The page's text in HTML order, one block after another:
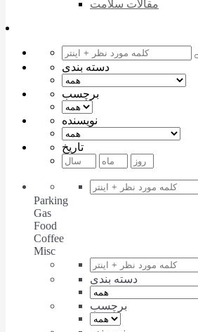
مقالات سلامت
دسته بندی
برچسب
نویسنده
تاریخ
Parking
Gas
Food
Coffee
Misc
دسته بندی
برچسب